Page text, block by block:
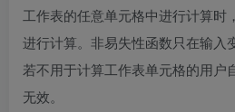
工作表的任意单元格中进行计算时
进行计算。非易失性函数只在输入
若不用于计算工作表单元格的用户
无效。